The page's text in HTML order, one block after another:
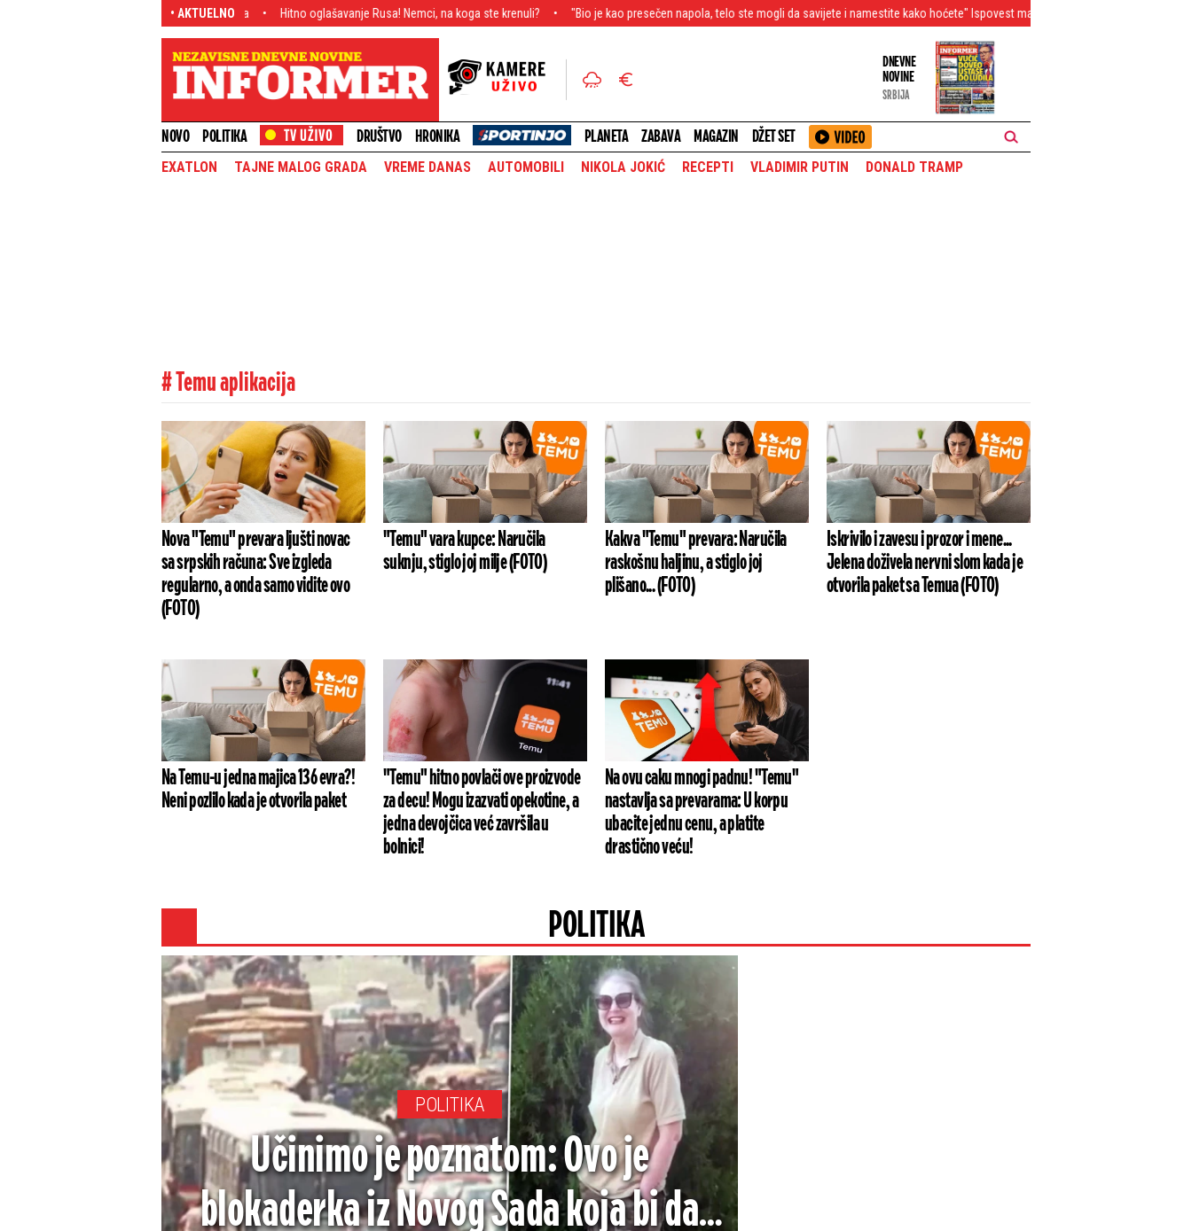
• AKTUELNO
Hitno oglašavanje Rusa! Nemci, na koga ste krenuli? "Bio je kao presečen napola, telo ste mogli da savijete i namestite kako hoćete" Ispovest majke muzičara Dejana Mitrovića ledi krv u žilama
DNEVNE
NOVINE
SRBIJA
NOVO POLITIKA DRUŠTVO HRONIKA PLANETA ZABAVA MAGAZIN DŽET SET
EXATLON TAJNE MALOG GRADA VREME DANAS AUTOMOBILI NIKOLA JOKIĆ RECEPTI VLADIMIR PUTIN DONALD TRAMP
# Temu aplikacija
Nova "Temu" prevara ljušti novac
sa srpskih računa: Sve izgleda
regularno, a onda samo vidite ovo
(FOTO)
"Temu" vara kupce: Naručila
suknju, stiglo joj milje (FOTO)
Kakva "Temu" prevara: Naručila
raskošnu haljinu, a stiglo joj
plišano... (FOTO)
Iskrivilo i zavesu i prozor i mene...
Jelena doživela nervni slom kada je
otvorila paket sa Temua (FOTO)
Na Temu-u jedna majica 136 evra?!
Neni pozlilo kada je otvorila paket
"Temu" hitno povlači ove proizvode
za decu! Mogu izazvati opekotine, a
jedna devojčica već završila u
bolnici!
Na ovu caku mnogi padnu! "Temu"
nastavlja sa prevarama: U korpu
ubacite jednu cenu, a platite
drastično veću!
POLITIKA
POLITIKA
Učinimo je poznatom: Ovo je
blokaderka iz Novog Sada koja bi da